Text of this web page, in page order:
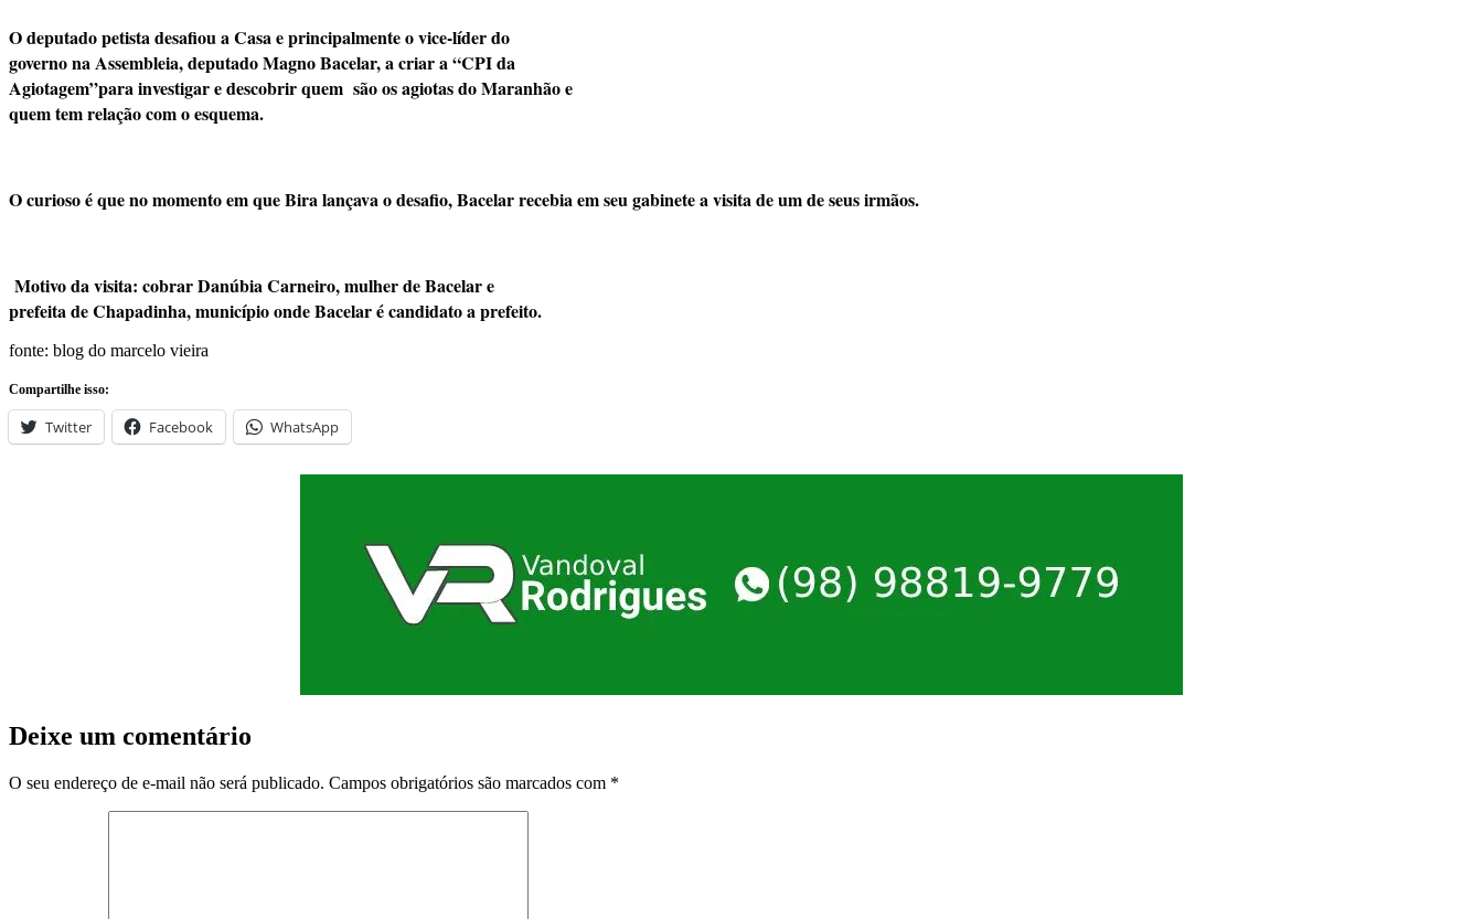
O deputado petista desafiou a Casa e principalmente o vice-líder do
governo na Assembleia, deputado Magno Bacelar, a criar a “CPI da
Agiotagem”para investigar e descobrir quem são os agiotas do Maranhão e
quem tem relação com o esquema.
O curioso é que no momento em que Bira lançava o desafio, Bacelar recebia em seu gabinete a visita de um de seus irmãos.
Motivo da visita: cobrar Danúbia Carneiro, mulher de Bacelar e
prefeita de Chapadinha, município onde Bacelar é candidato a prefeito.
fonte: blog do marcelo vieira
Compartilhe isso:
Twitter Facebook WhatsApp
Deixe um comentário
O seu endereço de e-mail não será publicado. Campos obrigatórios são marcados com *